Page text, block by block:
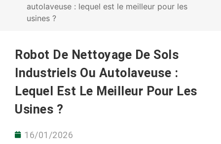
autolaveuse : lequel est le meilleur pour les
usines ?
Robot De Nettoyage De Sols
Industriels Ou Autolaveuse :
Lequel Est Le Meilleur Pour Les
Usines ?
16/01/2026